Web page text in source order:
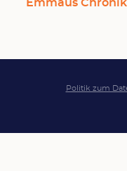
Emmaüs Chronik
Politik zum